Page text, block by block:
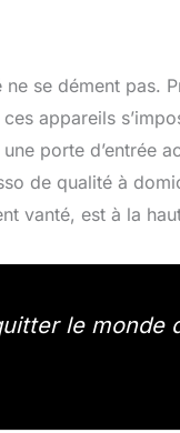
se dément pas.
appareils
porte d’entrée
de qualité à
vanté, est à la
le monde